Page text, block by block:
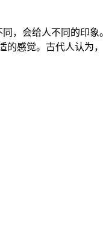
，会给人不同的印
感觉。古代人认为